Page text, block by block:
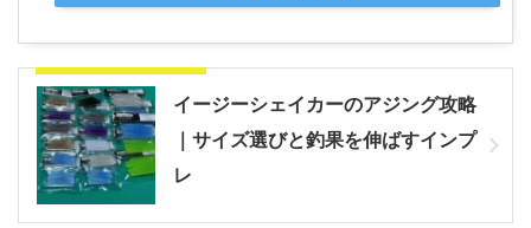
イージーシェイカーのアジング攻略
｜サイズ選びと釣果を伸ばすインプ
レ